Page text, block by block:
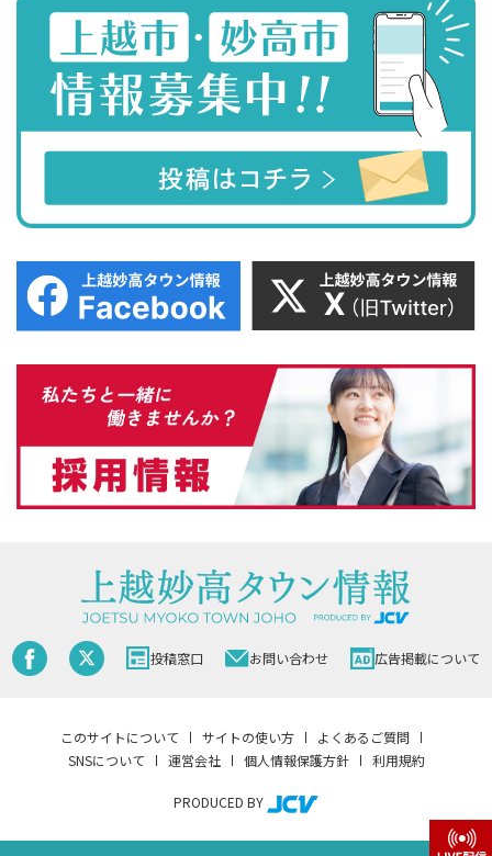
投稿窓口 お問い合わせ 広告掲載について
このサイトについて サイトの使い方
よくあるご質問
SNSについて
運営会社 個人情報保護方針 利用規約
PRODUCED BY